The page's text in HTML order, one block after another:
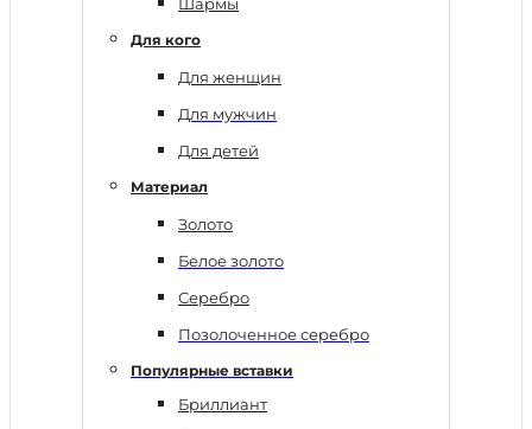
Для кого
Для женщин
Для мужчин
Для детей
Материал
Золото
Белое золото
Серебро
Позолоченное серебро
Популярные вставки
Бриллиант